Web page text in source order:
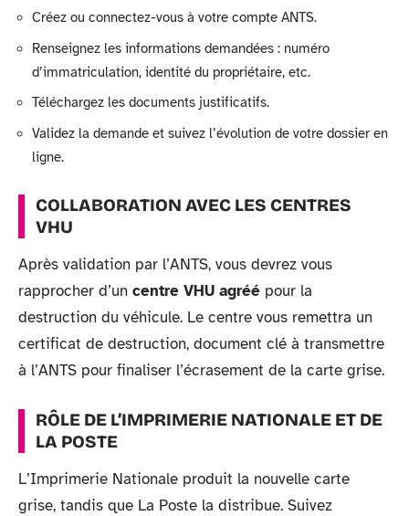
Créez ou connectez-vous à votre compte ANTS.
Renseignez les informations demandées : numéro
d’immatriculation, identité du propriétaire, etc.
Téléchargez les documents justificatifs.
Validez la demande et suivez l’évolution de votre dossier en
ligne.
COLLABORATION AVEC LES CENTRES
VHU
Après validation par l’ANTS, vous devrez vous
rapprocher d’un centre VHU agréé pour la
destruction du véhicule. Le centre vous remettra un
certificat de destruction, document clé à transmettre
à l’ANTS pour finaliser l’écrasement de la carte grise.
RÔLE DE L’IMPRIMERIE NATIONALE ET DE
LA POSTE
L’Imprimerie Nationale produit la nouvelle carte
grise, tandis que La Poste la distribue. Suivez